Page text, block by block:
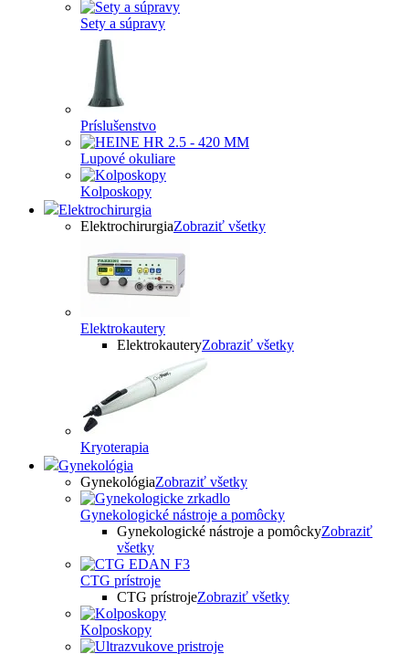
Sety a súpravy
Príslušenstvo
Lupové okuliare
Kolposkopy
Elektrochirurgia
ElektrochirurgiaZobraziť všetky
Elektrokautery
ElektrokauteryZobraziť všetky
Kryoterapia
Gynekológia
GynekológiaZobraziť všetky
Gynekologické nástroje a pomôcky
Gynekologické nástroje a pomôckyZobraziť
všetky
CTG prístroje
CTG prístrojeZobraziť všetky
Kolposkopy